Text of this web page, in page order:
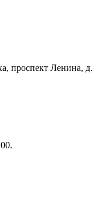
проспект Ленина, д.